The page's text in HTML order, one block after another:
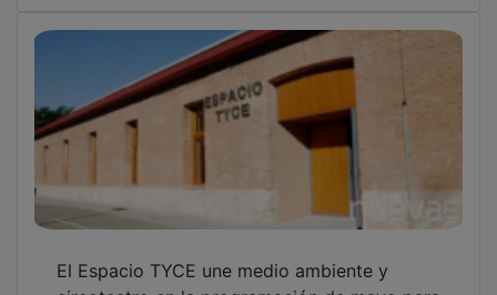
circoteatro en la programación de mayo para